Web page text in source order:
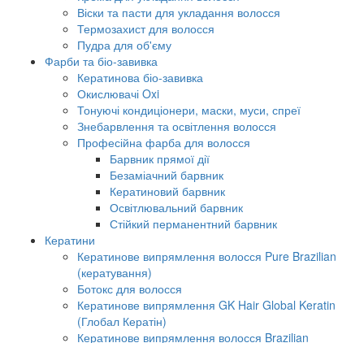
Віски та пасти для укладання волосся
Термозахист для волосся
Пудра для об'єму
Фарби та біо-завивка
Кератинова біо-завивка
Окислювачі Oxi
Тонуючі кондиціонери, маски, муси, спреї
Знебарвлення та освітлення волосся
Професійна фарба для волосся
Барвник прямої дії
Безаміачний барвник
Кератиновий барвник
Освітлювальний барвник
Стійкий перманентний барвник
Кератини
Кератинове випрямлення волосся Pure Brazilian
(кератування)
Ботокс для волосся
Кератинове випрямлення GK Hair Global Keratin
(Глобал Кератін)
Кератинове випрямлення волосся Brazilian